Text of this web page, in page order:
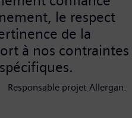
le respect
de la
à nos contraintes
projet Allergan.